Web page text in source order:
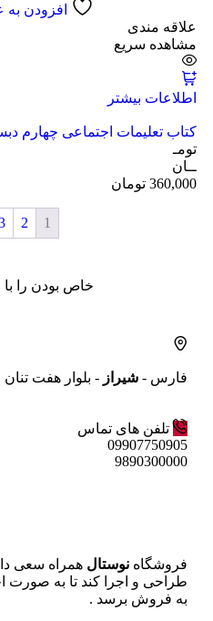
افزودن به
علاقه مندی
مشاهده سریع
اطلاعات بیشتر
کتاب تعلیمات اجتماعی چهارم
تومـ
ــان
360,000 تومان
1
2
خاص بودن را با
فارس - شیراز - بلوار هفت تنان
تلفن های تماس
09907750905
9890300000
فروشگاه نوستال همراه سعی
طراحی و اجرا کند تا به
به فروش برسد .